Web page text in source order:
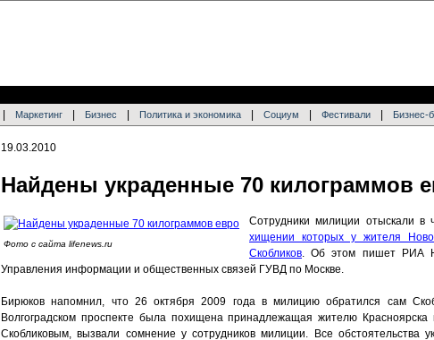
Маркетинг Бизнес Политика и экономика Социум Фестивали Бизнес-
19.03.2010
Найдены украденные 70 килограммов
Фото с сайта lifenews.ru
Сотрудники милиции отыскали в
хищении которых у жителя
Скобликов. Об этом пишет РИА
Управления информации и общественных связей ГУВД по Москве.
Бирюков напомнил, что 26 октября 2009 года в милицию обратился сам
Волгоградском проспекте была похищена принадлежащая жителю
Скобликовым, вызвали сомнение у сотрудников милиции. Все обстоятельства